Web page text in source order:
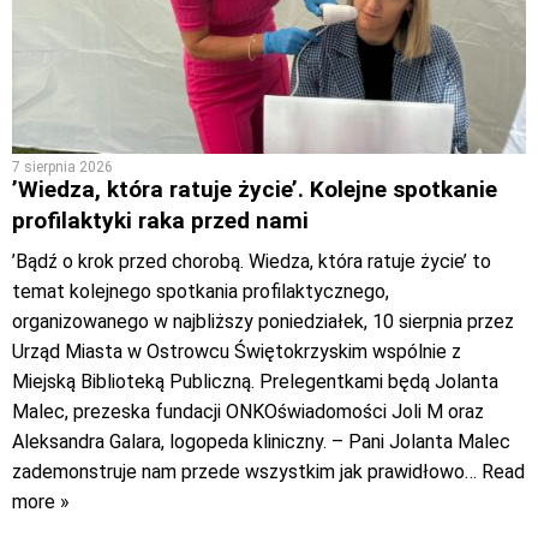
7 sierpnia 2026
’Wiedza, która ratuje życie’. Kolejne spotkanie
profilaktyki raka przed nami
’Bądź o krok przed chorobą. Wiedza, która ratuje życie’ to
temat kolejnego spotkania profilaktycznego,
organizowanego w najbliższy poniedziałek, 10 sierpnia przez
Urząd Miasta w Ostrowcu Świętokrzyskim wspólnie z
Miejską Biblioteką Publiczną. Prelegentkami będą Jolanta
Malec, prezeska fundacji ONKOświadomości Joli M oraz
Aleksandra Galara, logopeda kliniczny. – Pani Jolanta Malec
zademonstruje nam przede wszystkim jak prawidłowo… Read
more »